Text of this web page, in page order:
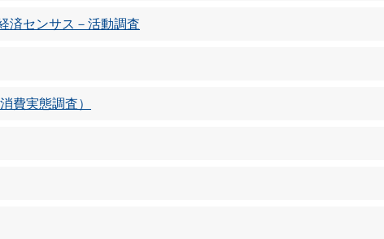
済センサス－活動調査
費実態調査）